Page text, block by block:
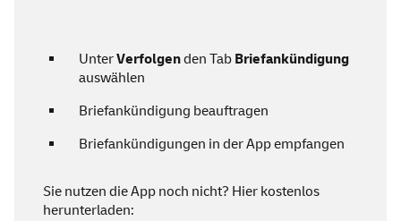
UnterVerfolgenden Tab Briefankündigung
auswählen
Briefankündigung beauftragen
Briefankündigungen in derAppempfangen
Sie nutzen dieApp noch nicht? Hier kostenlos
herunterladen: